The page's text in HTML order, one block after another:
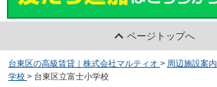
ページトップへ
台東区の高級賃貸｜株式会社マルティオ > 周辺施設案内
学校 > 台東区立富士小学校